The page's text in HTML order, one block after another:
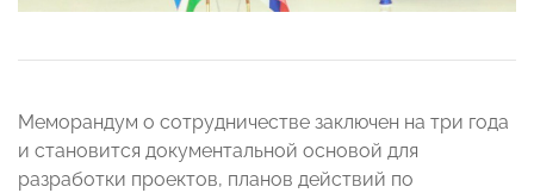
Меморандум о сотрудничестве заключен на три года
и становится документальной основой для
разработки проектов, планов действий по